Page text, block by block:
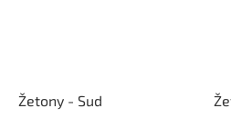
Žetony - Sud